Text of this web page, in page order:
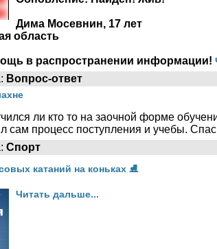
Дима Мосевнин, 17 лет
область
в распространении информации!
Вопрос-ответ
ли кто то на заочной форме
сам процесс поступления и учебы.
Спорт
катаний на коньках ⛸
Читать дальше...